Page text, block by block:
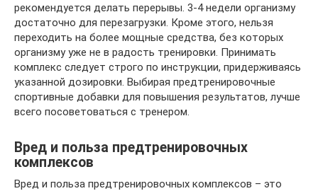
рекомендуется делать перерывы. 3-4 недели организму
достаточно для перезагрузки. Кроме этого, нельзя
переходить на более мощные средства, без которых
организму уже не в радость тренировки. Принимать
комплекс следует строго по инструкции, придерживаясь
указанной дозировки. Выбирая предтренировочные
спортивные добавки для повышения результатов, лучше
всего посоветоваться с тренером.
Вред и польза предтренировочных
комплексов
Вред и польза предтренировочных комплексов – это